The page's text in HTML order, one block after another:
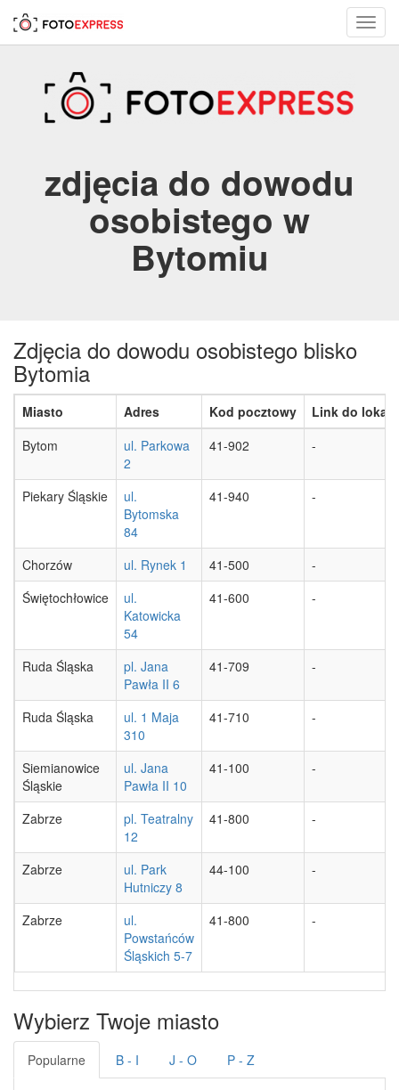
zdjęcia do dowodu
osobistego w
Bytomiu
Zdjęcia do dowodu osobistego blisko
Bytomia
Miasto Adres Kod pocztowy
Link do
Bytom
ul. Parkowa
2
41-902 -
Piekary Śląskie
ul.
Bytomska
84
41-940 -
Chorzów ul. Rynek 1 41-500
-
Świętochłowice
ul.
Katowicka
54
41-600 -
Ruda Śląska
pl. Jana
Pawła II 6
41-709 -
Ruda Śląska
ul. 1 Maja
310
41-710 -
Siemianowice
Śląskie
ul. Jana
Pawła II 10
41-100 -
Zabrze
pl. Teatralny
12
41-800 -
Zabrze
ul. Park
Hutniczy 8
44-100 -
Zabrze
ul.
Powstańców
Śląskich 5-7
41-800 -
Wybierz Twoje miasto
Popularne B - I J - O P - Z